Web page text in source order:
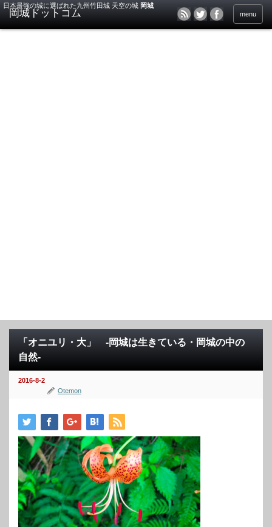
日本最強の城に選ばれた九州竹田城 天空の城 岡城
menu
「オニユリ・大」 -岡城は生きている・岡城の中の
自然-
2016-8-2
Otemon